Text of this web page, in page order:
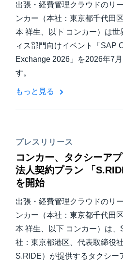
出張・経費管理クラウドのリ
ンカー（本社：東京都千代田
本 祥生、以下 コンカー）は世
ィス部門向けイベント「SAP
Exchange 2026」を2026年7
す。
もっと見る
プレスリリース
コンカー、タクシーア
法人契約プラン 「
を開始
出張・経費管理クラウドのリ
ンカー（本社：東京都千代田
本 祥生、以下 コンカー）は
社：東京都港区、代表取締役
S.RIDE）が提供するタクシ